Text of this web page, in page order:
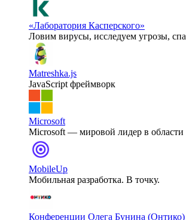
«Лаборатория Касперского»
Ловим вирусы, исследуем угрозы,
Matreshka.js
JavaScript фреймворк
Microsoft
Microsoft — мировой лидер в
MobileUp
Мобильная разработка. В точку.
Конференции Олега Бунина (Онтико)